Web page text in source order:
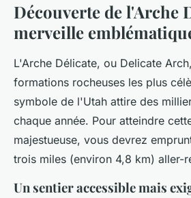
Découverte de l'Arche
merveille
L'Arche Délicate, ou Delicate
formations rocheuses les plus
symbole de l'Utah attire des
chaque année. Pour atteindre
majestueuse, vous devrez
trois miles (environ 4,8 km) aller-
Un sentier accessible mais